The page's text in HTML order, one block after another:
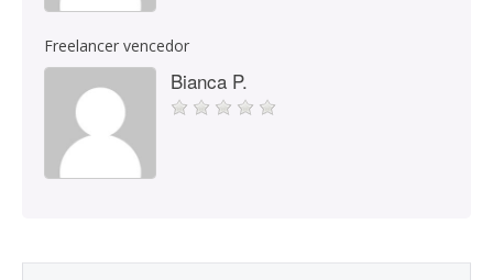
Freelancer vencedor
Bianca P.